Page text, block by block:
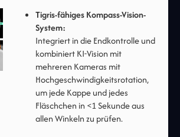
Tigris-fähiges Kompass-Vision-
System:
Integriert in die Endkontrolle und
kombiniert KI-Vision mit
mehreren Kameras mit
Hochgeschwindigkeitsrotation,
um jede Kappe und jedes
Fläschchen in <1 Sekunde aus
allen Winkeln zu prüfen.